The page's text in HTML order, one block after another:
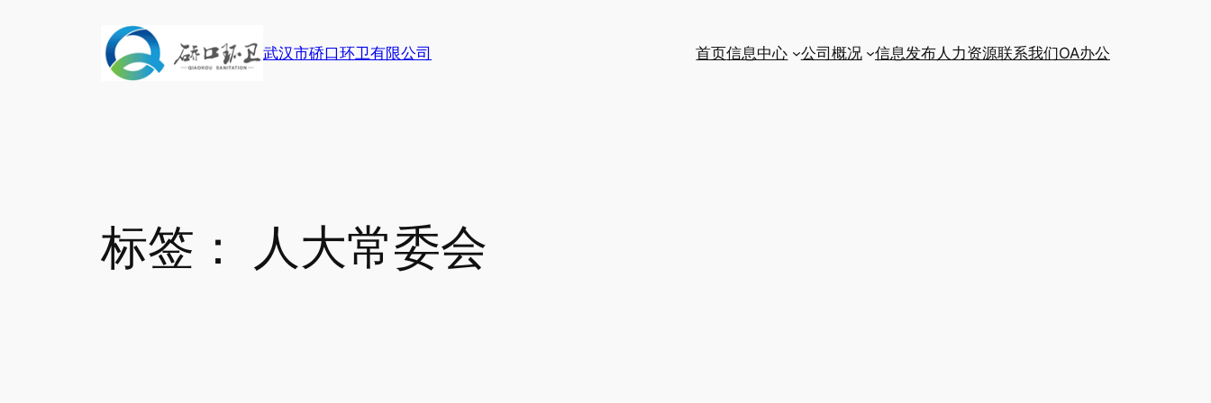
武汉市硚口环卫有限公司 首页信息中心 公司概况 信息发布人力资源联系我们OA办公
标签： 人大常委会